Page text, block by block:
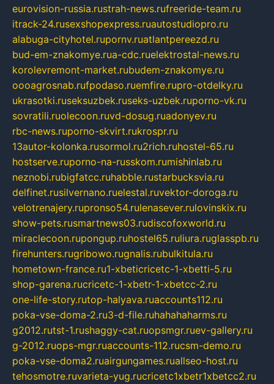
eurovision-russia.rustrah-news.rufreeride-team.ru
itrack-24.rusexshopexpress.ruautostudiopro.ru
alabuga-cityhotel.rupornv.ruatlantpereezd.ru
bud-em-znakomye.rua-cdc.ruelektrostal-news.ru
korolevremont-market.rubudem-znakomye.ru
oooagrosnab.rufpodaso.ruemfire.rupro-otdelky.ru
ukrasotki.ruseksuzbek.ruseks-uzbek.ruporno-vk.ru
sovratili.ruolecoon.ruvd-dosug.ruadonyev.ru
rbc-news.ruporno-skvirt.rukrospr.ru
13autor-kolonka.rusormol.ru2rich.ruhostel-65.ru
hostserve.ruporno-na-russkom.rumishinlab.ru
neznobi.rubigfatcc.ruhabble.rustarbucksvia.ru
delfinet.rusilvernano.ruelestal.ruvektor-doroga.ru
velotrenajery.rupronso54.rulenasever.rulovinskix.ru
show-pets.rusmartnews03.rudiscofoxworld.ru
miraclecoon.rupongup.ruhostel65.ruliura.ruglasspb.ru
firehunters.rugribowo.rugnalis.rubulkitula.ru
hometown-france.ru1-xbeticricetc-1-xbetti-5.ru
shop-garena.rucricetc-1-xbetr-1-xbetcc-2.ru
one-life-story.rutop-halyava.ruaccounts112.ru
poka-vse-doma-2.ru3-d-file.ruhahahaharms.ru
g2012.rutst-1.rushaggy-cat.ruopsmgr.ruev-gallery.ru
g-2012.ruops-mgr.ruaccounts-112.rucsm-demo.ru
poka-vse-doma2.ruairgungames.ruallseo-host.ru
tehosmotre.ruvarieta-yug.rucricetc1xbetr1xbetcc2.ru